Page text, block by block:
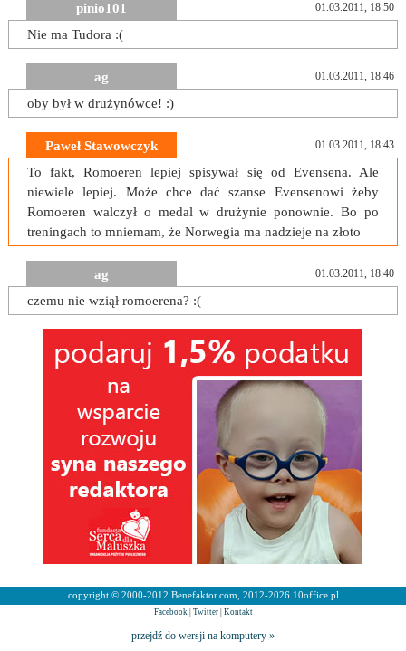
pinio101 01.03.2011, 18:50
Nie ma Tudora :(
ag 01.03.2011, 18:46
oby był w drużynówce! :)
Paweł Stawowczyk 01.03.2011, 18:43
To fakt, Romoeren lepiej spisywał się od Evensena. Ale
niewiele lepiej. Może chce dać szanse Evensenowi żeby
Romoeren walczył o medal w drużynie ponownie. Bo po
treningach to mniemam, że Norwegia ma nadzieje na złoto
ag 01.03.2011, 18:40
czemu nie wziął romoerena? :(
copyright © 2000-2012 Benefaktor.com, 2012-2026 10office.pl
Facebook| Twitter| Kontakt
przejdź do wersji na komputery »